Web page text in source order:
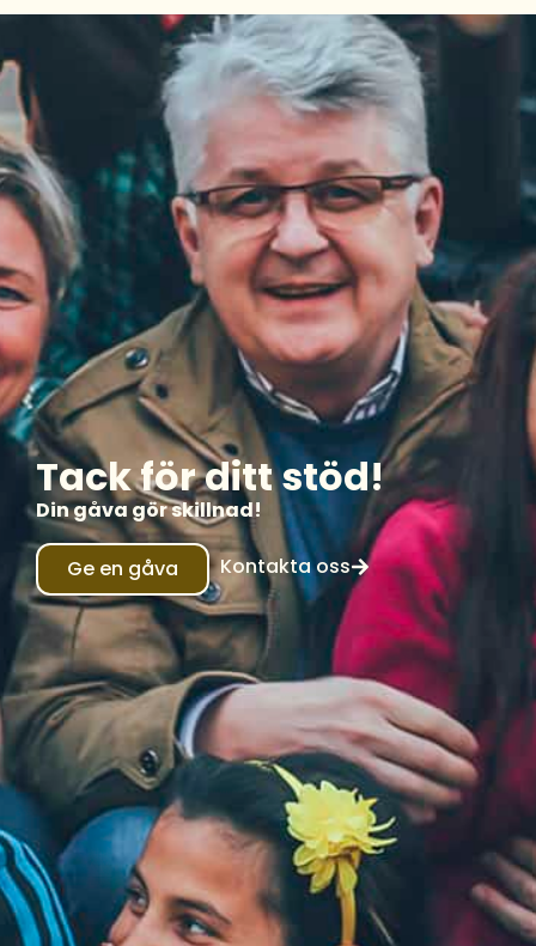
Tack för ditt stöd!
Din gåva gör skillnad!
Ge en gåva Kontakta oss